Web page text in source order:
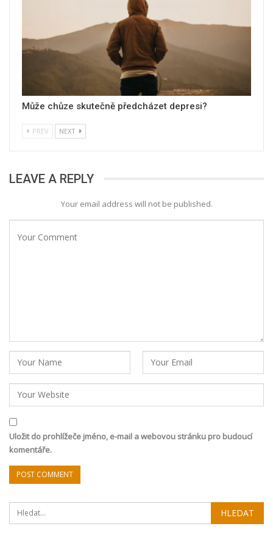
Může chůze skutečně předcházet depresi?
PREV NEXT
LEAVE A REPLY
Your email address will not be published.
Uložit do prohlížeče jméno, e-mail a webovou stránku pro budoucí
komentáře.